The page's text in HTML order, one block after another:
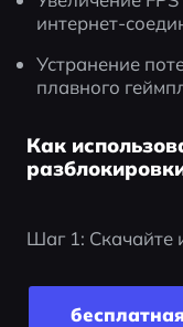
интернет-
Устранение
плавного
Как
Шаг 1: Скачайте